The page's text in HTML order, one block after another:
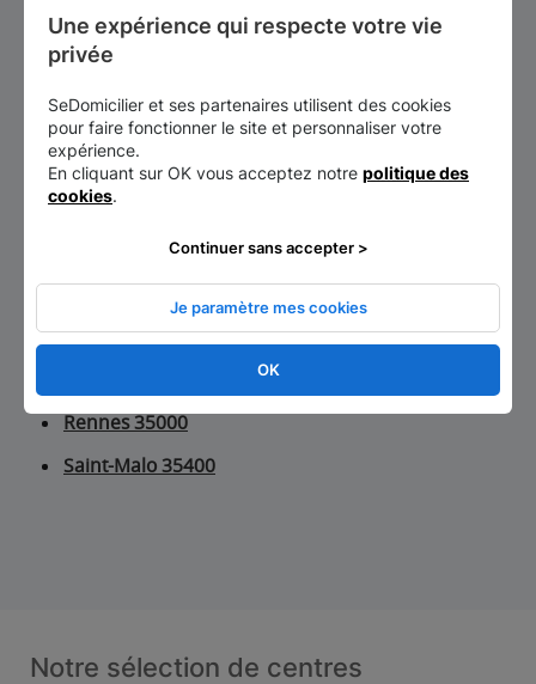
154
Départements voisins
Côtes-d-Armor
Finistere
Morbihan
Maure-de-Bretagne 35330
Rennes 35000
Saint-Malo 35400
Notre sélection de centres
Une expérience qui respecte votre vie
privée
SeDomicilier et ses partenaires utilisent des cookies
pour faire fonctionner le site et personnaliser votre
expérience.
En cliquant sur OK vous acceptez notre politique des
cookies.
OK
Je paramètre mes cookies
Continuer sans accepter >